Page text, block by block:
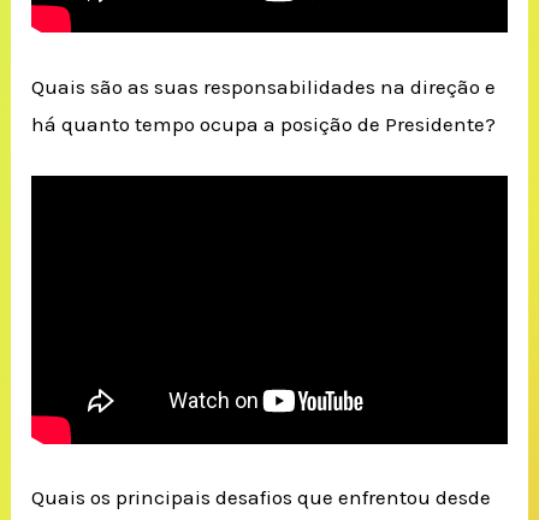
Quais são as suas responsabilidades na direção e
há quanto tempo ocupa a posição de Presidente?
Quais os principais desafios que enfrentou desde